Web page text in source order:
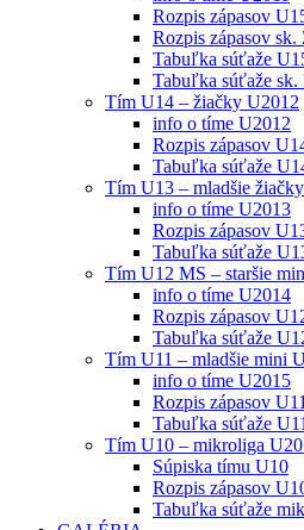
Rozpis zápasov
Rozpis zápasov sk.
Tabuľka súťaže
Tabuľka súťaže sk.
Tím U14 – žiačky U2012
info o tíme U2012
Rozpis zápasov
Tabuľka súťaže
Tím U13 – mladšie
info o tíme U2013
Rozpis zápasov
Tabuľka súťaže
Tím U12 MS – staršie
info o tíme U2014
Rozpis zápasov
Tabuľka súťaže
Tím U11 – mladšie mini
info o tíme U2015
Rozpis zápasov U11
Tabuľka súťaže U11
Tím U10 – mikroliga
Súpiska tímu U10
Rozpis zápasov
Tabuľka súťaže